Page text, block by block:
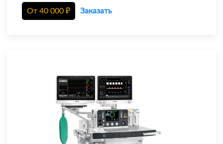
От 40 000 ₽ Заказать